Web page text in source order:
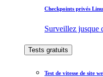
Checkpoints privés
Surveillez jusque
Tests gratuits
Test de vitesse de site